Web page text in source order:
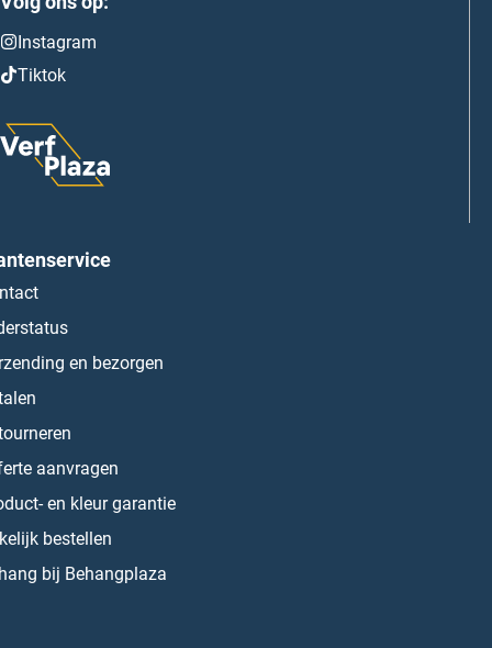
Instagram
Tiktok
en bezorgen
aanvragen
en kleur garantie
bestellen
bij Behangplaza